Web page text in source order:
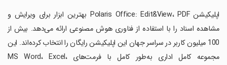
اپلیکیشن Polaris Office: Edit&View، PDF بهترین ابزار برای ویرایش و
مشاهده اسناد را با استفاده از فناوری هوش مصنوعی ارائه می‌دهد. بیش از
100 میلیون کاربر در سراسر جهان این اپلیکیشن رایگان را انتخاب کرده‌اند. این
مجموعه کامل اداری به‌طور کامل با فرمت‌های MS Word، Excel،